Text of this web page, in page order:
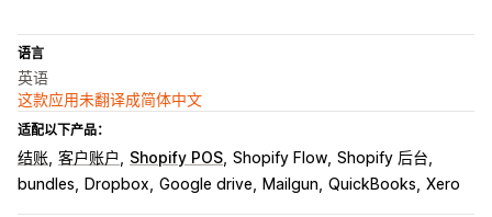
语言
英语
这款应用未翻译成简体中文
适配以下产品：
结账 客户账户 Shopify POS Shopify Flow Shopify 后台
bundles
Dropbox Google drive Mailgun QuickBooks Xero